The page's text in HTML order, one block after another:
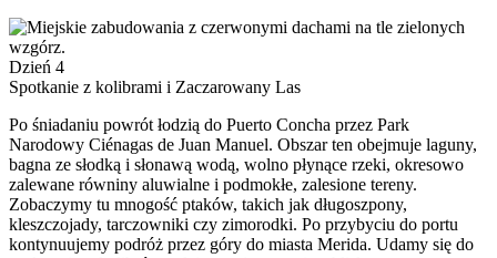
Dzień 4
Spotkanie z kolibrami i Zaczarowany Las
Po śniadaniu powrót łodzią do Puerto Concha przez Park
Narodowy Ciénagas de Juan Manuel. Obszar ten obejmuje laguny,
bagna ze słodką i słonawą wodą, wolno płynące rzeki, okresowo
zalewane równiny aluwialne i podmokłe, zalesione tereny.
Zobaczymy tu mnogość ptaków, takich jak długoszpony,
kleszczojady, tarczowniki czy zimorodki. Po przybyciu do portu
kontynuujemy podróż przez góry do miasta Merida. Udamy się do